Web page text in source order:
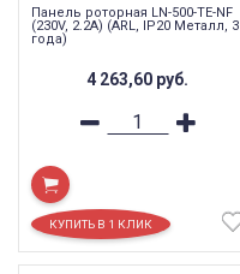
Панель роторная LN-500-TE-NF
(230V, 2.2A) (ARL, IP20 Металл, 3
года)
4 263,60 руб.